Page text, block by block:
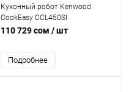
Кухонный робот Kenwood
CookEasy CCL450SI
110 729 сом / шт
Подробнее